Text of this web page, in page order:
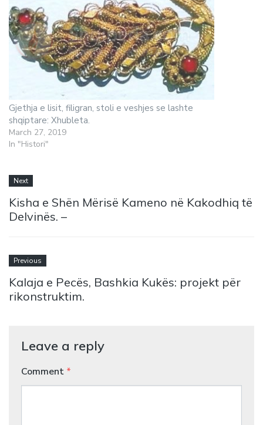
Gjethja e lisit, filigran, stoli e veshjes se lashte
shqiptare: Xhubleta.
March 27, 2019
In "Histori"
Next
Kisha e Shën Mërisë Kameno në Kakodhiq të
Delvinës. –
Previous
Kalaja e Pecës, Bashkia Kukës: projekt për
rikonstruktim.
Leave a reply
Comment *